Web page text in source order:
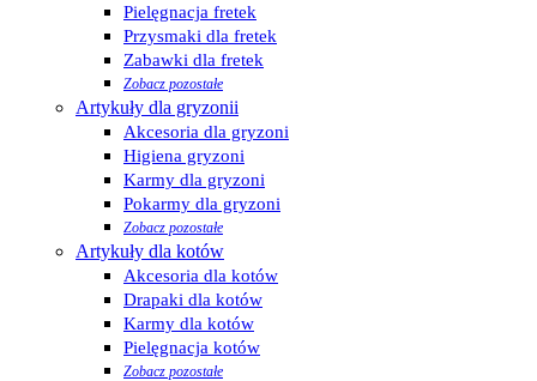
Pielęgnacja fretek
Przysmaki dla fretek
Zabawki dla fretek
Zobacz pozostałe
Artykuły dla gryzonii
Akcesoria dla gryzoni
Higiena gryzoni
Karmy dla gryzoni
Pokarmy dla gryzoni
Zobacz pozostałe
Artykuły dla kotów
Akcesoria dla kotów
Drapaki dla kotów
Karmy dla kotów
Pielęgnacja kotów
Zobacz pozostałe